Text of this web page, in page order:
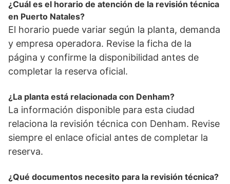
¿Cuál es el horario de atención de la revisión técnica
en Puerto Natales?
El horario puede variar según la planta, demanda
y empresa operadora. Revise la ficha de la
página y confirme la disponibilidad antes de
completar la reserva oficial.
¿La planta está relacionada con Denham?
La información disponible para esta ciudad
relaciona la revisión técnica con Denham. Revise
siempre el enlace oficial antes de completar la
reserva.
¿Qué documentos necesito para la revisión técnica?